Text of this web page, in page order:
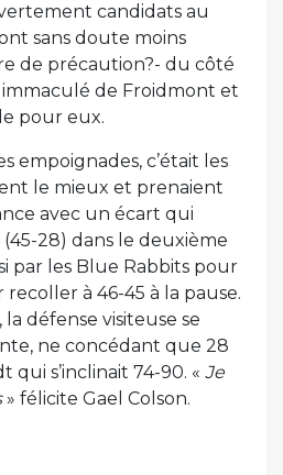
candidats au
sans doute moins
de précaution?- du côté
de Froidmont et
pour eux.
empoignades, c’était les
le mieux et prenaient
avec un écart qui
28) dans le deuxième
par les Blue Rabbits pour
recoller à 46-45 à la pause.
défense visiteuse se
ne concédant que 28
qui s’inclinait 74-90. « Je
» félicite Gael Colson.